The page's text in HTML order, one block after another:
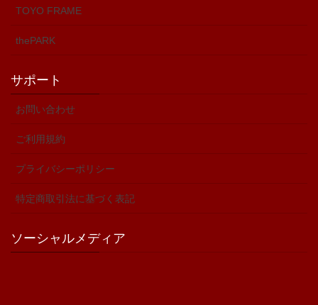
TOYO FRAME
thePARK
サポート
お問い合わせ
ご利用規約
プライバシーポリシー
特定商取引法に基づく表記
ソーシャルメディア